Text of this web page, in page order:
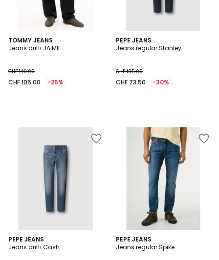
TOMMY JEANS
Jeans dritti JAIMIE
CHF 140.00
CHF 105.00 -25%
PEPE JEANS
Jeans regular Stanley
CHF 105.00
CHF 73.50 -30%
PEPE JEANS
Jeans dritti Cash
5
/
PEPE JEANS
Jeans regular Spike
5
/